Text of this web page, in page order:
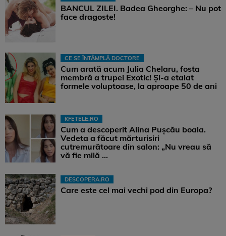
BANCUL ZILEI. Badea Gheorghe: – Nu pot
face dragoste!
CE SE ÎNTÂMPLĂ DOCTORE
Cum arată acum Julia Chelaru, fosta
membră a trupei Exotic! Și-a etalat
formele voluptoase, la aproape 50 de ani
KFETELE.RO
Cum a descoperit Alina Pușcău boala.
Vedeta a făcut mărturisiri
cutremurătoare din salon: „Nu vreau să
vă fie milă ...
DESCOPERA.RO
Care este cel mai vechi pod din Europa?